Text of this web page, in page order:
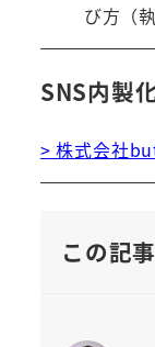
び方（
SNS内製
> 株式会社
この記